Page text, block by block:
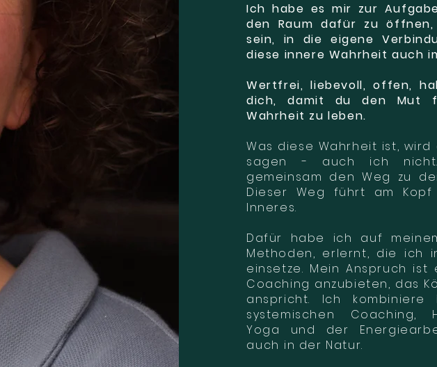
Ich habe es mir zur
den Raum dafür zu
sein, in die eigene
diese innere Wahrheit auch
Wertfrei, liebevoll, offen,
dich, damit du den Mut
Wahrheit zu leben.
Was diese Wahrheit ist, wird
sagen - auch ich
gemeinsam den Weg zu
Dieser Weg führt am
Inneres.
Dafür habe ich auf
Methoden, erlernt, die ich
einsetze. Mein Anspruch ist
Coaching anzubieten, das
anspricht. Ich kombiniere
systemischen Coaching,
Yoga und der
auch in der Natur.